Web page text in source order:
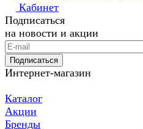
Кабинет
Подписаться
на новости и акции
Подписаться
Интернет-магазин
Каталог
Акции
Бренды